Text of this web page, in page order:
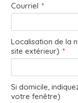
Courriel *
Localisation de la
site extérieur) *
Si domicile,
votre fenêtre)